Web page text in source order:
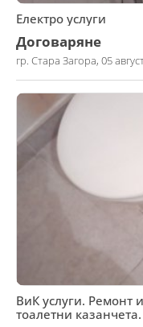
Електро услуги
Договаряне
гр. Стара Загора, 05
ВиК услуги. Ремонт
тоалетни казанчета.